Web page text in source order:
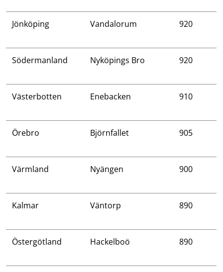
Jönköping Vandalorum 920
Södermanland Nyköpings Bro 920
Västerbotten Enebacken 910
Örebro Björnfallet 905
Värmland Nyängen 900
Kalmar Väntorp 890
Östergötland Hackelboö 890